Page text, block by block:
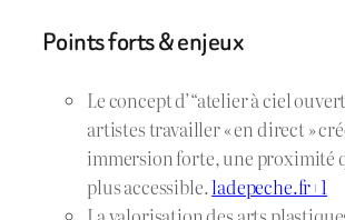
Points forts & enjeux
Le concept d’“atelier à ciel
artistes travailler « en direct »
immersion forte, une proximité
plus accessible.ladepeche.fr+1